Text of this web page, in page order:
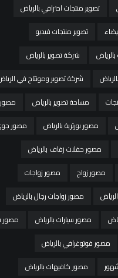
تصوير منتجات احترافي بالرياض
تصوير منتجات فيديو
شركة تصوير بالرياض
شركة تصوير ومونتاج في
مساحة تصوير بالرياض
مصور
مصور بورترية بالرياض
مصور
مصور حفلات زفاف بالرياض
مصور زواج
مصور زواجات
مصور زواجات رجال بالرياض
مصور سيارات بالرياض
مصور
مصور فوتوغرافي بالرياض
مصور كافيهات بالرياض